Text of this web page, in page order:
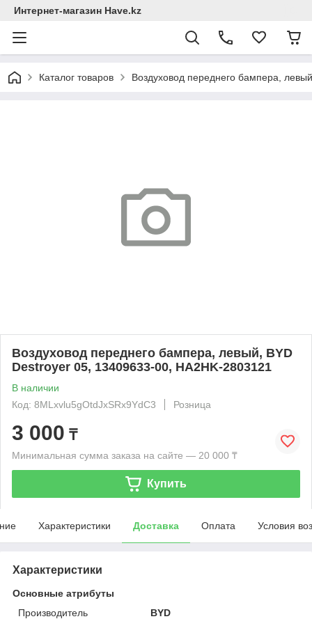
Интернет-магазин Have.kz
Каталог товаров Воздуховод переднего бампера,
Воздуховод переднего бампера, левый, BYD
Destroyer 05, 13409633-00, HA2HK-2803121
В наличии
Код: 8MLxvlu5gOtdJxSRx9YdC3
Розница
3 000 ₸
Минимальная сумма заказа на сайте — 20 000 ₸
Купить
Характеристики Доставка Оплата Условия
Характеристики
Основные атрибуты
Производитель
BYD